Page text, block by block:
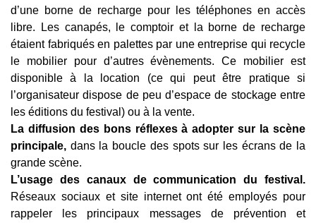
d’une borne de recharge pour les téléphones en accès
libre. Les canapés, le comptoir et la borne de recharge
étaient fabriqués en palettes par une entreprise qui recycle
le mobilier pour d’autres évènements. Ce mobilier est
disponible à la location (ce qui
peut être pratique si
l’organisateur dispose de peu d’espace de stockage entre
les éditions du festival) ou à la vente.
La diffusion des bons réflexes à adopter sur la scène
principale, dans la boucle des spots sur les écrans de la
grande scène.
L’usage des canaux de communication du festival.
Réseaux sociaux et site internet ont été employés pour
rappeler les principaux messages de prévention et